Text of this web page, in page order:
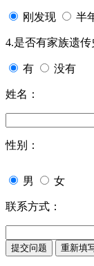
刚发现 半
4.是否有家族遗传
有 没有
姓名：
性别：
男 女
联系方式：